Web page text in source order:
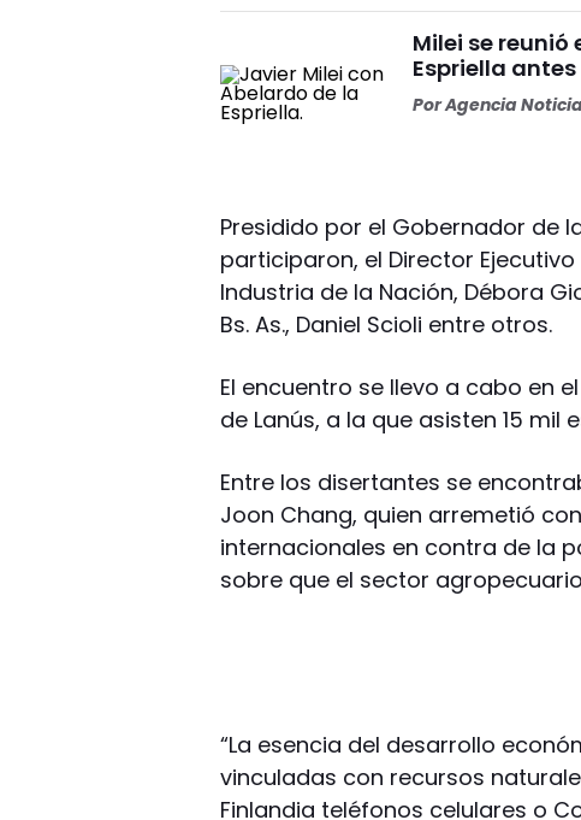
Milei se
Espriella
PorAgencia
Presidido por el Gobernador de
participaron, el Director Ejecutivo
Industria de la Nación, Débora
Bs. As., Daniel Scioli entre otros.
El encuentro se llevo a cabo en
de Lanús, a la que asisten 15 mil
Entre los disertantes se
Joon Chang, quien arremetió
internacionales en contra de la
sobre que el sector
“La esencia del desarrollo
vinculadas con recursos
Finlandia teléfonos celulares o